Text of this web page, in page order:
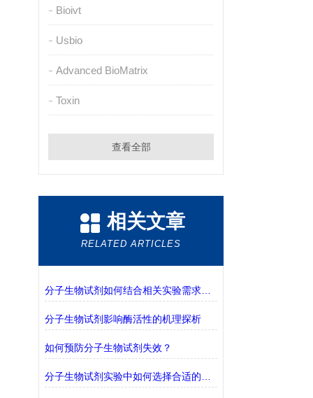
Bioivt
Usbio
Advanced BioMatrix
Toxin
查看全部
相关文章
RELATED ARTICLES
分子生物试剂如何结合相关实验需求进行选择？
分子生物试剂影响酶活性的机理探析
如何预防分子生物试剂失效？